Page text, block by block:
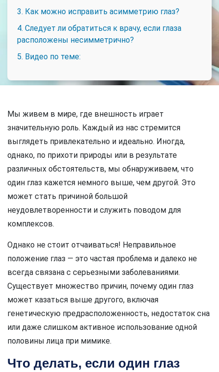
3. Как можно исправить асимметрию глаз?
4. Следует ли обратиться к врачу, если глаза
расположены несимметрично?
5. Видео по теме:
Мы живем в мире, где внешность играет
значительную роль. Каждый из нас стремится
выглядеть привлекательно и идеально. Иногда,
однако, по прихоти природы или в результате
различных обстоятельств, мы обнаруживаем, что
один глаз кажется немного выше, чем другой. Это
может стать причиной большой
неудовлетворенности и служить поводом для
комплексов.
Однако не стоит отчаиваться! Неправильное
положение глаз — это частая проблема и далеко не
всегда связана с серьезными заболеваниями.
Существует множество причин, почему один глаз
может казаться выше другого, включая
генетическую предрасположенность, недостаток сна
или даже слишком активное использование одной
половины лица при мимике.
Что делать, если один глаз